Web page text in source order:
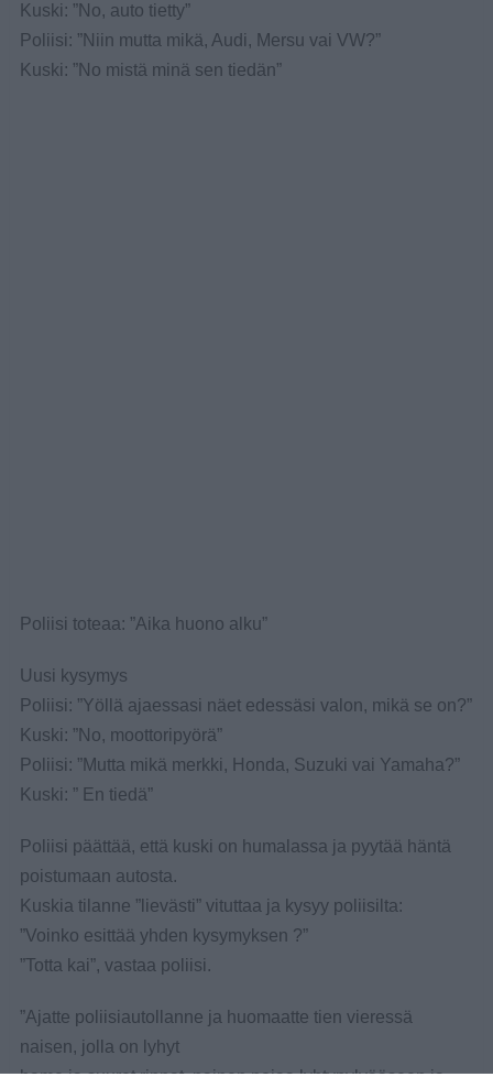
Kuski: ”No, auto tietty”
Poliisi: ”Niin mutta mikä, Audi, Mersu vai VW?”
Kuski: ”No mistä minä sen tiedän”
Poliisi toteaa: ”Aika huono alku”
Uusi kysymys
Poliisi: ”Yöllä ajaessasi näet edessäsi valon, mikä se on?”
Kuski: ”No, moottoripyörä”
Poliisi: ”Mutta mikä merkki, Honda, Suzuki vai Yamaha?”
Kuski: ” En tiedä”
Poliisi päättää, että kuski on humalassa ja pyytää häntä
poistumaan autosta.
Kuskia tilanne ”lievästi” vituttaa ja kysyy poliisilta:
”Voinko esittää yhden kysymyksen ?”
”Totta kai”, vastaa poliisi.
”Ajatte poliisiautollanne ja huomaatte tien vieressä
naisen, jolla on lyhyt